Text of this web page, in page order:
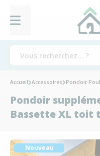
Accueil Accessoires Pondoir
Pondoir
Bassette XL toit
Nouveau